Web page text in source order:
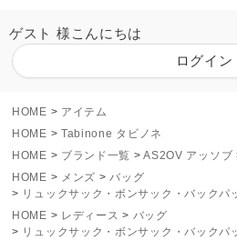
ゲスト 様こんにちは
ログイン
HOME
アイテム
HOME
Tabinone タビノネ
HOME
ブランド一覧 AS2OV アッソブ
HOME
メンズ
バッグ
リュックサック・ボンサック・バックパ
HOME
レディース
バッグ
リュックサック・ボンサック・バックパ